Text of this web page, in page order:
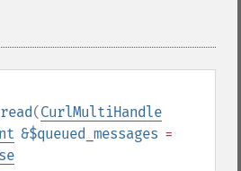
(CurlMultiHandle
&$queued_messages =